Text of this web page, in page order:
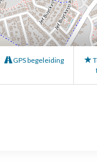
Leaflet| Map data ©
GPS begeleiding